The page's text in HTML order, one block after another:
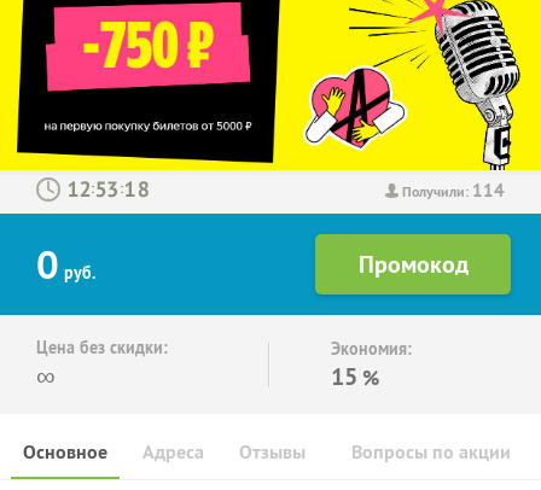
Получили: 114
: :
0 руб.
Цена без скидки:
∞
Экономия:
15 %
Основное Отзывы Вопросы по акции
Адреса